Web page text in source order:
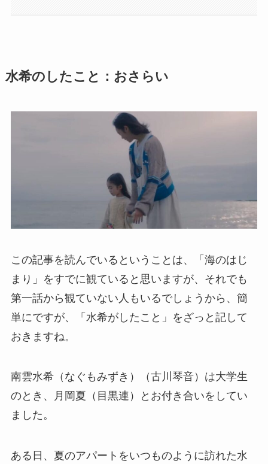
水希のしたこと：おさらい
この記事を読んでいるということは、「海のはじ
まり」をすでに観ていると思いますが、それでも
第一話から観ていない人もいるでしょうから、簡
単にですが、「水希がしたこと」をざっと記して
おきますね。
南雲水希（なぐもみずき）（古川琴音）は大学生
のとき、月岡夏（目黒連）とお付き合いをしてい
ました。
ある日、夏のアパートをいつものように訪れた水